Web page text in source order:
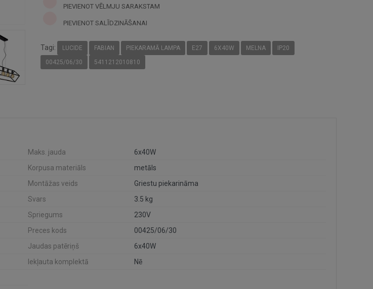
PIEVIENOT VĒLMJU SARAKSTAM
PIEVIENOT SALĪDZINĀŠANAI
Tagi: LUCIDE FABIAN PIEKARAMĀ LAMPA E27 6X40W MELNA
IP20
00425/06/30
5411212010810
Maks. jauda
6x40W
Korpusa materiāls
metāls
Montāžas veids
Griestu piekarināma
Svars
3.5 kg
Spriegums
230V
Preces kods
00425/06/30
Jaudas patēriņš
6x40W
Iekļauta komplektā
Nē